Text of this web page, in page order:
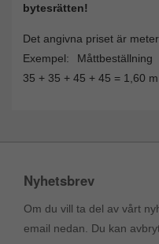
bytesrätten!
Det angivna priset är
Exempel:
35 + 35 + 45 + 45 = 1,60
Nyhetsbrev
Om du vill ta del av vårt
email nedan. Du kan